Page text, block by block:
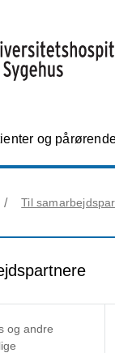
og
Til
og andre